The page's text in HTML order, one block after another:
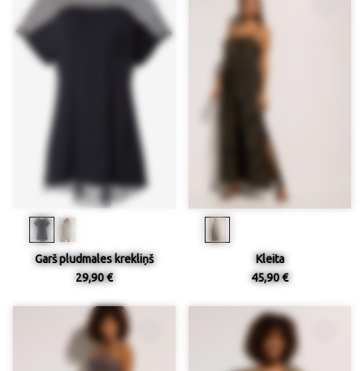
Garš pludmales krekliņš
29,90 €
Kleita
45,90 €